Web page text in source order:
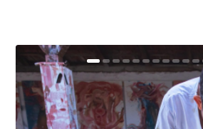
Moral, de Lyra Ekström
Revolución, de Hugo
«La música ha sido el
«El barman del Ritz»,
Mañanas de editorial,